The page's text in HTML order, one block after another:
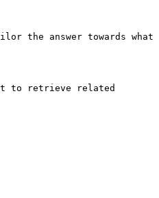
the answer towards what
to retrieve related